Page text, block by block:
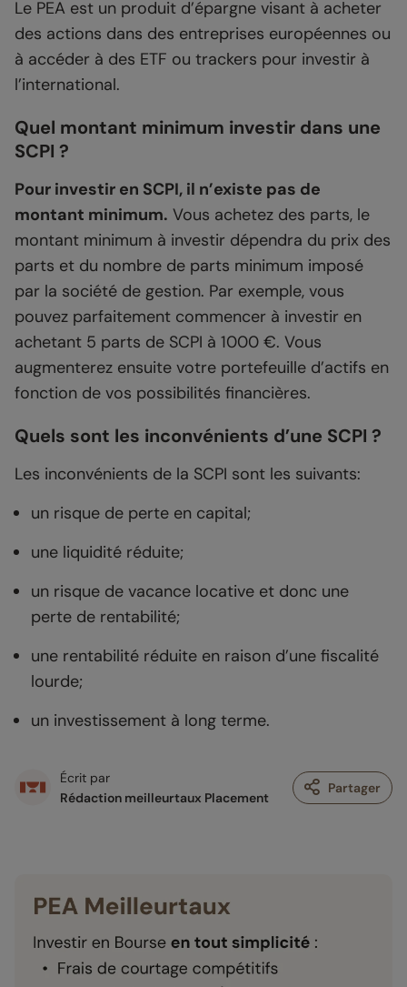
Le PEA est un produit d’épargne visant à acheter
des actions dans des entreprises européennes ou
à accéder à des ETF ou trackers pour investir à
l’international.
Quel montant minimum investir dans une
SCPI ?
Pour investir en SCPI, il n’existe pas de
montant minimum. Vous achetez des parts, le
montant minimum à investir dépendra du prix des
parts et du nombre de parts minimum imposé
par la société de gestion. Par exemple, vous
pouvez parfaitement commencer à investir en
achetant 5 parts de SCPI à 1000 €. Vous
augmenterez ensuite votre portefeuille d’actifs en
fonction de vos possibilités financières.
Quels sont les inconvénients d’une SCPI ?
Les inconvénients de la SCPI sont les suivants:
un risque de perte en capital;
une liquidité réduite;
un risque de vacance locative et donc une
perte de rentabilité;
une rentabilité réduite en raison d’une fiscalité
lourde;
un investissement à long terme.
Écrit par
Rédaction meilleurtaux Placement
Partager